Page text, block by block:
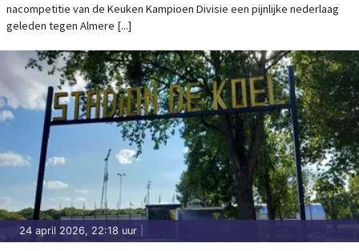
nacompetitie van de Keuken Kampioen Divisie een pijnlijke nederlaag
geleden tegen Almere [...]
24 april 2026, 22:18 uur